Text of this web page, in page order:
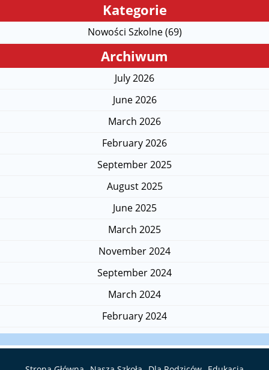
Kategorie
Nowości Szkolne (69)
Archiwum
July 2026
June 2026
March 2026
February 2026
September 2025
August 2025
June 2025
March 2025
November 2024
September 2024
March 2024
February 2024